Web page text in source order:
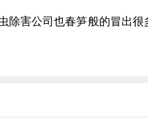
害公司也春笋般的冒出很